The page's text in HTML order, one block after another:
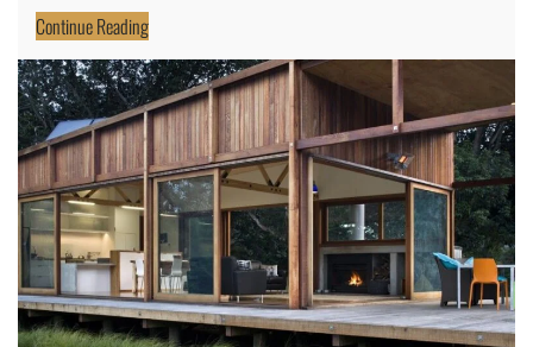
Continue Reading